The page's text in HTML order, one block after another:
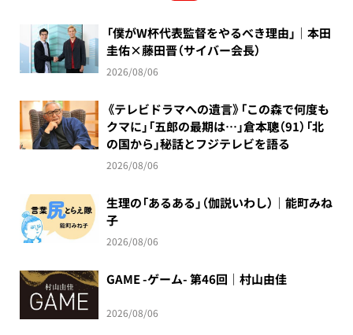
「僕がW杯代表監督をやるべき理由」｜本田
圭佑×藤田晋（サイバー会長）
2026/08/06
《テレビドラマへの遺言》「この森で何度も
クマに」「五郎の最期は…」倉本聰（91）「北
の国から」秘話とフジテレビを語る
2026/08/06
生理の「あるある」（伽説いわし）｜能町みね
子
2026/08/06
GAME -ゲーム- 第46回｜村山由佳
2026/08/06